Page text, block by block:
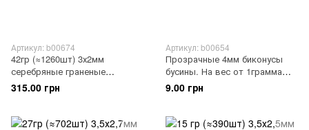
Артикул: b00674
42гр (≈1260шт) 3х2мм
серебряные граненые
стеклянные бусины
315.00 грн
Артикул: b00654
Прозрачные 4мм биконусы
бусины. На вес от 1грамма
(≈16шт)
9.00 грн